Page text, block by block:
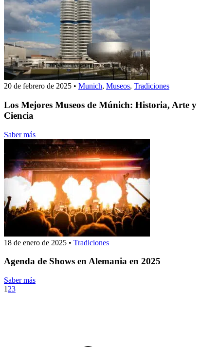
20 de febrero de 2025 • Munich, Museos, Tradiciones
Los Mejores Museos de Múnich: Historia, Arte y
Ciencia
Saber más
18 de enero de 2025 • Tradiciones
Agenda de Shows en Alemania en 2025
Saber más
1 23